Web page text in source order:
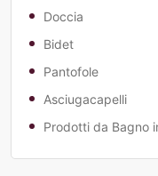
Doccia
Bidet
Pantofole
Asciugacapelli
Prodotti da Bagno